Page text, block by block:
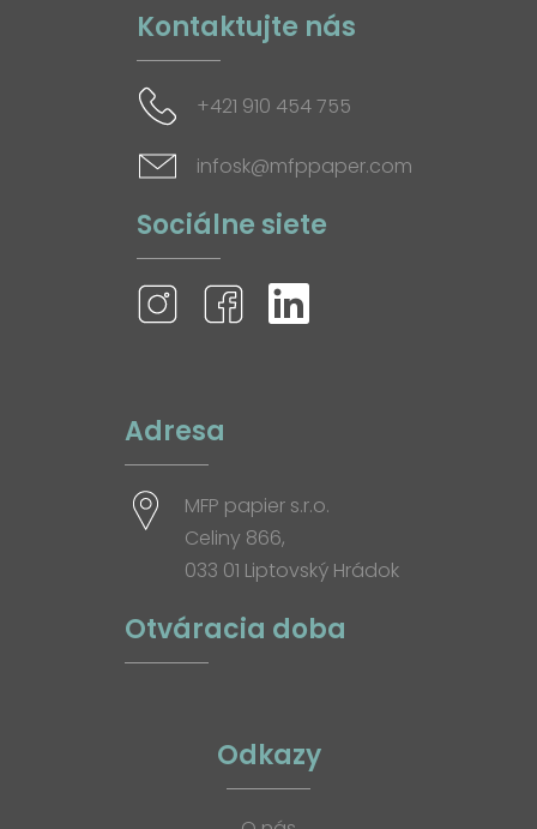
Kontaktujte nás
+421 910 454 755
infosk@mfppaper.com
Sociálne siete
Adresa
MFP papier s.r.o.
Celiny 866,
033 01 Liptovský Hrádok
Otváracia doba
Odkazy